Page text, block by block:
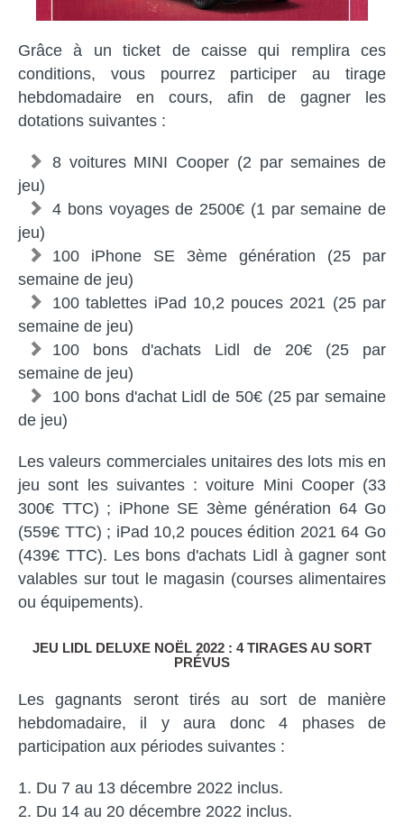
Grâce à un ticket de caisse qui remplira ces
conditions, vous pourrez participer au tirage
hebdomadaire en cours, afin de gagner les
dotations suivantes :
8 voitures MINI Cooper (2 par semaines de
jeu)
4 bons voyages de 2500€ (1 par semaine de
jeu)
100 iPhone SE 3ème génération (25 par
semaine de jeu)
100 tablettes iPad 10,2 pouces 2021 (25 par
semaine de jeu)
100 bons d'achats Lidl de 20€ (25 par
semaine de jeu)
100 bons d'achat Lidl de 50€ (25 par semaine
de jeu)
Les valeurs commerciales unitaires des lots mis en
jeu sont les suivantes : voiture Mini Cooper (33
300€ TTC) ; iPhone SE 3ème génération 64 Go
(559€ TTC) ; iPad 10,2 pouces édition 2021 64 Go
(439€ TTC). Les bons d'achats Lidl à gagner sont
valables sur tout le magasin (courses alimentaires
ou équipements).
JEU LIDL DELUXE NOËL 2022 : 4 TIRAGES AU SORT
PRÉVUS
Les gagnants seront tirés au sort de manière
hebdomadaire, il y aura donc 4 phases de
participation aux périodes suivantes :
Du 7 au 13 décembre 2022 inclus.
Du 14 au 20 décembre 2022 inclus.